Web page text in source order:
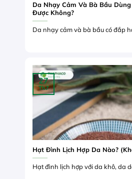
Da Nhạy Cảm Và Bà Bầu
Được Không?
Da nhạy cảm và bà bầu có đắp
Hạt Đình Lịch Hợp Da Nào?
Hạt đình lịch hợp với da khô, da
27
Th7